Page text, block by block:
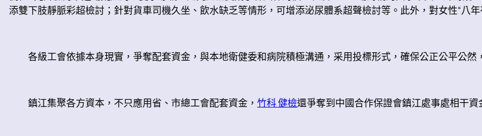
添雙下肢靜脈彩超檢討；針對貨車司機久坐、飲水缺乏等情形，可增添泌尿體系超聲檢討等。此外，對女性“八年
各級工會依據本身現實，爭奪配套資金，與本地衛健委和病院積極溝通，采用投標形式，確保公正公平公然
鎮江集聚各方資本，不只應用省、市總工會配套資金，竹科 健檢還爭奪到中國合作保證會鎮江處事處相干